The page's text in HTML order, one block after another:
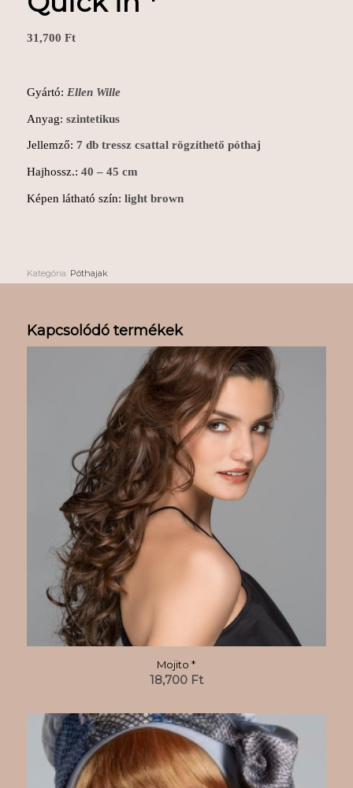
31,700 Ft
Gyártó: Ellen Wille
Anyag: szintetikus
Jellemző: 7 db tressz csattal rögzíthető póthaj
Hajhossz.: 40 – 45 cm
Képen látható szín: light brown
Kategória: Póthajak
Kapcsolódó termékek
Mojito *
18,700 Ft